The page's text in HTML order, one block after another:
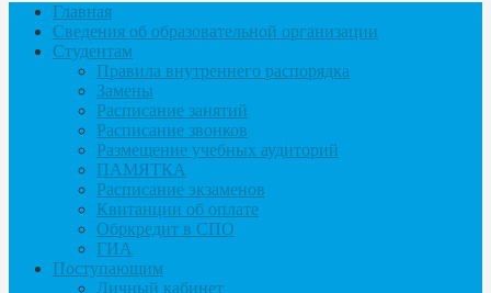
Главная
Сведения об образовательной организации
Студентам
Правила внутреннего распорядка
Замены
Расписание занятий
Расписание звонков
Размещение учебных аудиторий
ПАМЯТКА
Расписание экзаменов
Квитанции об оплате
Обркредит в СПО
ГИА
Поступающим
Личный кабинет